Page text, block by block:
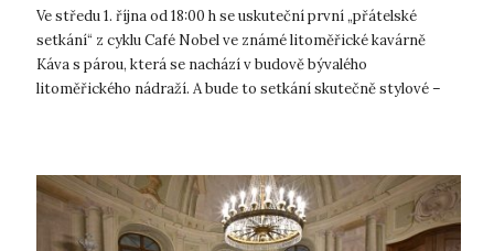
Ve středu 1. října od 18:00 h se uskuteční první „přátelské
setkání“ z cyklu Café Nobel ve známé litoměřické kavárně
Káva s párou, která se nachází v budově bývalého
litoměřického nádraží. A bude to setkání skutečně stylové –